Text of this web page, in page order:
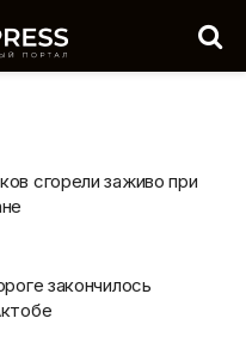
сгорели заживо при
закончилось